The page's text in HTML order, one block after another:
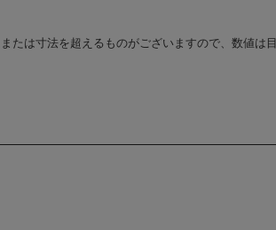
たは寸法を超えるものがございますので、数値は目